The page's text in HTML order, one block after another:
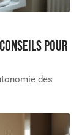
pour
des